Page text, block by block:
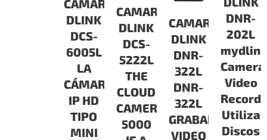
CAMARAS
DLINK
DCS-
6005L
LA
CÁMARA
IP HD
TIPO
MINI
CAMARAS
DLINK
DCS-
5222L
THE
CLOUD
CAMERA
5000
CAMARAS
DLINK
DNR-
322L
DNR-
322L
GRABADOR
VIDEO
DNR-
202L
Camera
Video
Utiliza
Discos